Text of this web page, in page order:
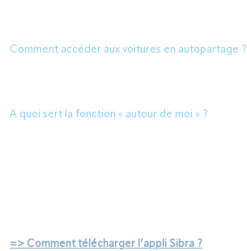
Comment accéder aux voitures en autopartage ?
A quoi sert la fonction « autour de moi » ?
=> Comment télécharger l’appli Sibra ?